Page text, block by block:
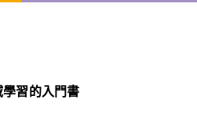
習的入門書